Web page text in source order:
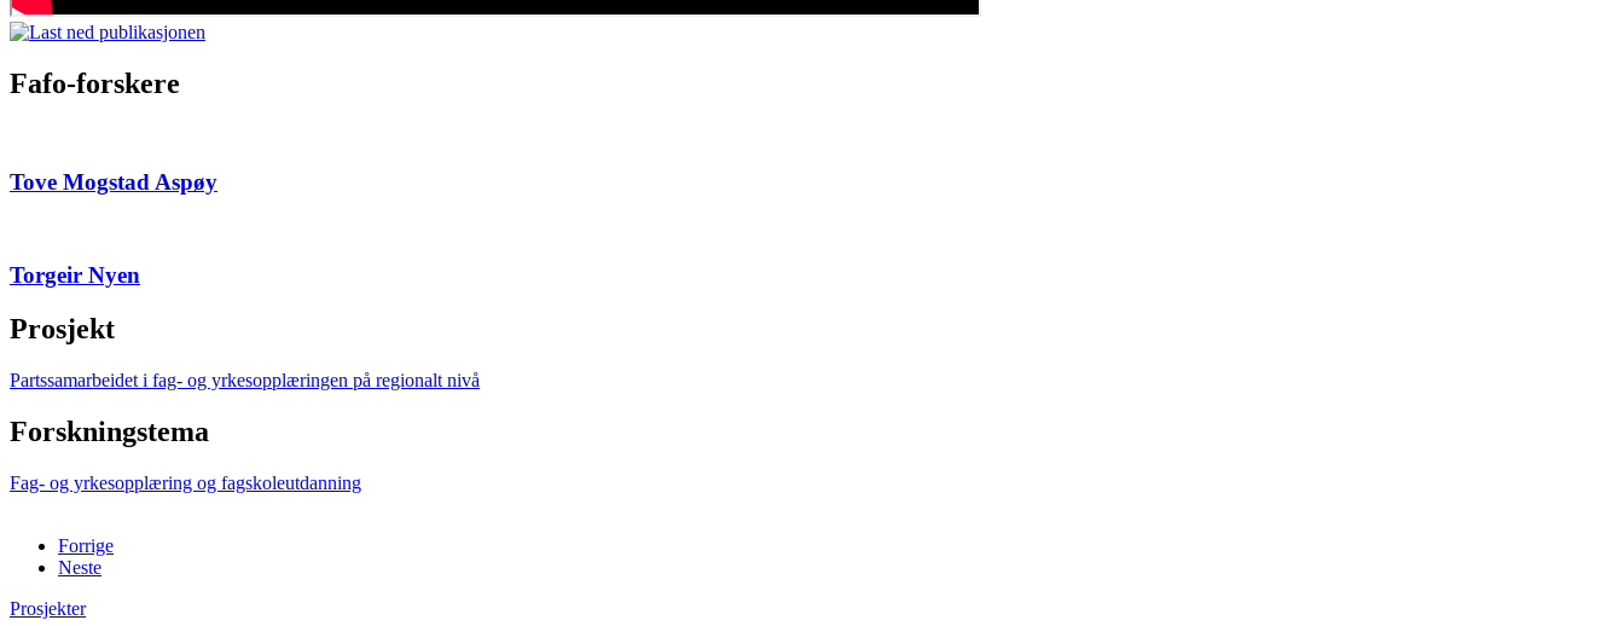
Fafo-forskere
Tove Mogstad Aspøy
Torgeir Nyen
Prosjekt
Partssamarbeidet i fag- og yrkesopplæringen på regionalt nivå
Forskningstema
Fag- og yrkesopplæring og fagskoleutdanning
Forrige
Neste
Prosjekter